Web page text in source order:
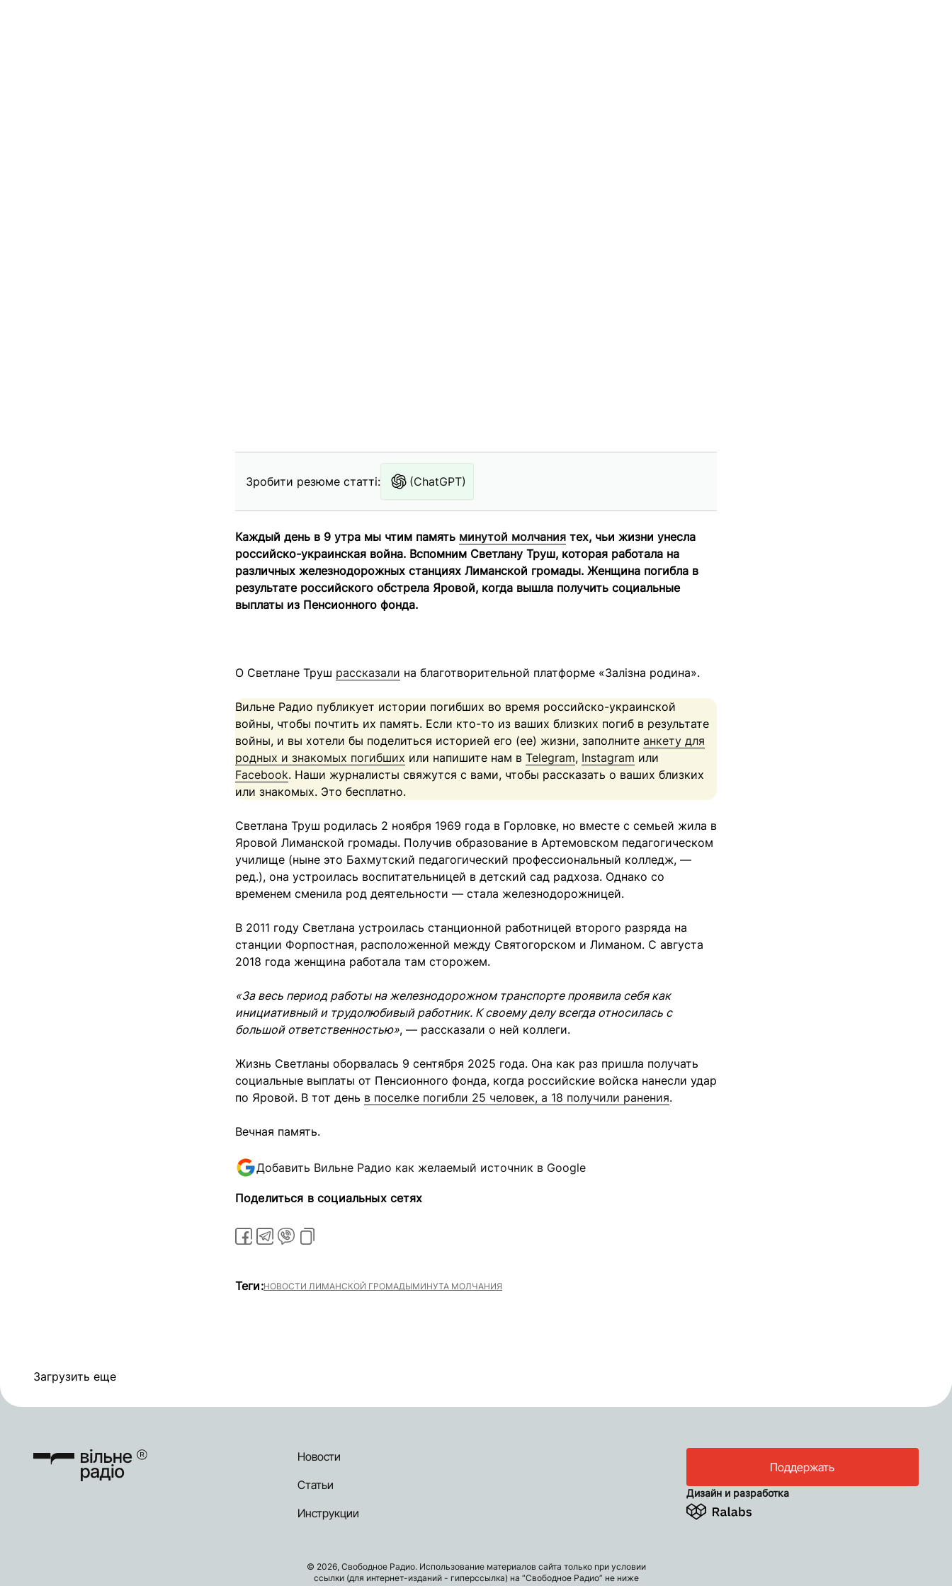
Зробити резюме статті: (ChatGPT)
Каждый день в 9 утра мы чтим память минутой молчания тех, чьи жизни унесла
российско-украинская война. Вспомним Светлану Труш, которая работала на
различных железнодорожных станциях Лиманской громады. Женщина погибла в
результате российского обстрела Яровой, когда вышла получить социальные
выплаты из Пенсионного фонда.
О Светлане Труш рассказали на благотворительной платформе «Залізна родина».
Вильне Радио публикует истории погибших во время российско-украинской
войны, чтобы почтить их память. Если кто-то из ваших близких погиб в результате
войны, и вы хотели бы поделиться историей его (ее) жизни, заполните анкету для
родных и знакомых погибших или напишите нам в Telegram, Instagram или
Facebook. Наши журналисты свяжутся с вами, чтобы рассказать о ваших близких
или знакомых. Это бесплатно.
Светлана Труш родилась 2 ноября 1969 года в Горловке, но вместе с семьей жила в
Яровой Лиманской громады. Получив образование в Артемовском педагогическом
училище (ныне это Бахмутский педагогический профессиональный колледж, —
ред.), она устроилась воспитательницей в детский сад радхоза. Однако со
временем сменила род деятельности — стала железнодорожницей.
В 2011 году Светлана устроилась станционной работницей второго разряда на
станции Форпостная, расположенной между Святогорском и Лиманом. С августа
2018 года женщина работала там сторожем.
«За весь период работы на железнодорожном транспорте проявила себя как
инициативный и трудолюбивый работник. К своему делу всегда относилась с
большой ответственностью», — рассказали о ней коллеги.
Жизнь Светланы оборвалась 9 сентября 2025 года. Она как раз пришла получать
социальные выплаты от Пенсионного фонда, когда российские войска нанесли удар
по Яровой. В тот день в поселке погибли 25 человек, а 18 получили ранения.
Вечная память.
Добавить Вильне Радио как желаемый источник в Google
Поделиться в социальных сетях
Теги:НОВОСТИ ЛИМАНСКОЙ ГРОМАДЫМИНУТА МОЛЧАНИЯ
Загрузить еще
Новости
Статьи
Инструкции
Поддержать
Дизайн и разработка
© 2026, Свободное Радио. Использование материалов сайта только при условии
ссылки (для интернет-изданий - гиперссылка) на “Свободное Радио” не ниже